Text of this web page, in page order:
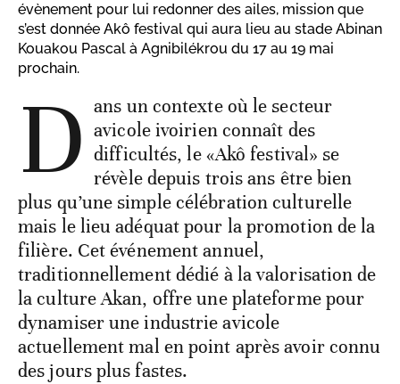
évènement pour lui redonner des ailes, mission que
s’est donnée Akô festival qui aura lieu au stade Abinan
Kouakou Pascal à Agnibilékrou du 17 au 19 mai
prochain.
D ans un contexte où le secteur
avicole ivoirien connaît des
difficultés, le «Akô festival» se
révèle depuis trois ans être bien
plus qu’une simple célébration culturelle
mais le lieu adéquat pour la promotion de la
filière. Cet événement annuel,
traditionnellement dédié à la valorisation de
la culture Akan, offre une plateforme pour
dynamiser une industrie avicole
actuellement mal en point après avoir connu
des jours plus fastes.